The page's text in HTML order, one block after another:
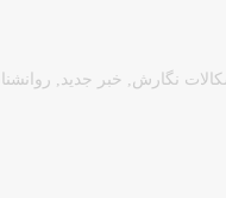
نگارش , خبر جدید ,